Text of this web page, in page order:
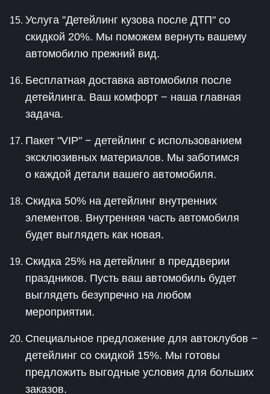
Услуга "Детейлинг кузова после ДТП" со
скидкой 20%. Мы поможем вернуть вашему
автомобилю прежний вид.
Бесплатная доставка автомобиля после
детейлинга. Ваш комфорт − наша главная
задача.
Пакет "VIP" − детейлинг с использованием
эксклюзивных материалов. Мы заботимся
о каждой детали вашего автомобиля.
Скидка 50% на детейлинг внутренних
элементов. Внутренняя часть автомобиля
будет выглядеть как новая.
Скидка 25% на детейлинг в преддверии
праздников. Пусть ваш автомобиль будет
выглядеть безупречно на любом
мероприятии.
Специальное предложение для автоклубов −
детейлинг со скидкой 15%. Мы готовы
предложить выгодные условия для больших
заказов.